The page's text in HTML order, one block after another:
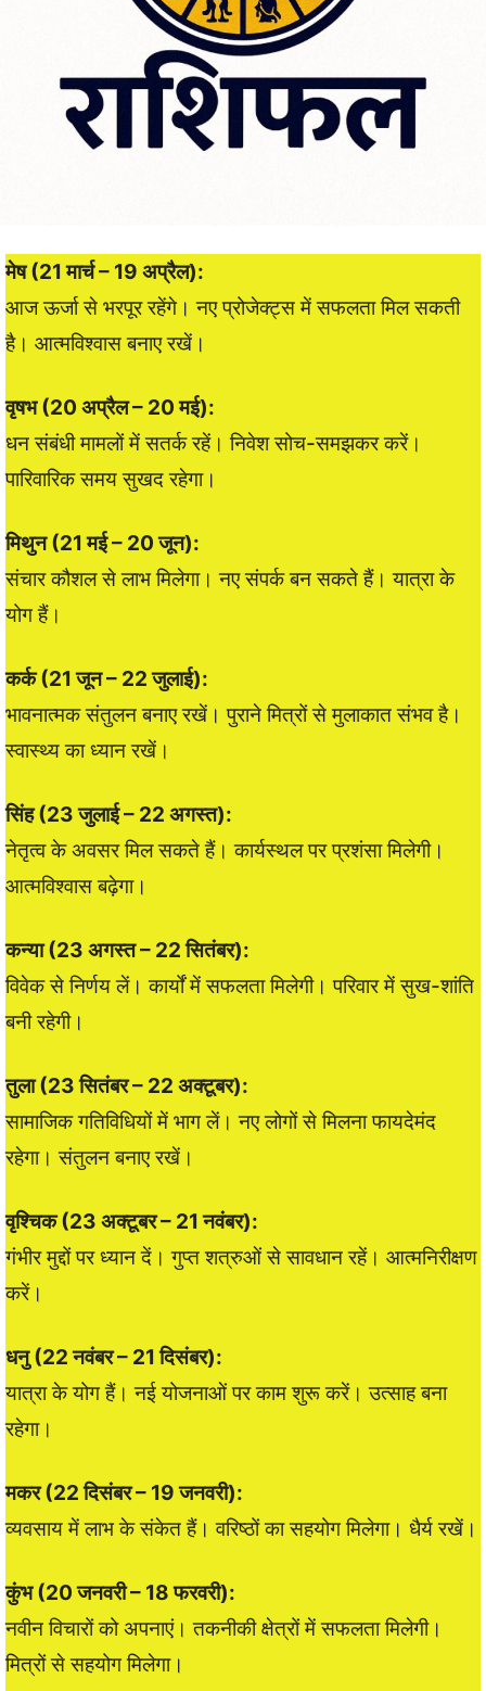
मेष (21 मार्च – 19 अप्रैल):
आज ऊर्जा से भरपूर रहेंगे। नए प्रोजेक्ट्स में सफलता मिल सकती
है। आत्मविश्वास बनाए रखें।
वृषभ (20 अप्रैल – 20 मई):
धन संबंधी मामलों में सतर्क रहें। निवेश सोच-समझकर करें।
पारिवारिक समय सुखद रहेगा।
मिथुन (21 मई – 20 जून):
संचार कौशल से लाभ मिलेगा। नए संपर्क बन सकते हैं। यात्रा के
योग हैं।
कर्क (21 जून – 22 जुलाई):
भावनात्मक संतुलन बनाए रखें। पुराने मित्रों से मुलाकात संभव है।
स्वास्थ्य का ध्यान रखें।
सिंह (23 जुलाई – 22 अगस्त):
नेतृत्व के अवसर मिल सकते हैं। कार्यस्थल पर प्रशंसा मिलेगी।
आत्मविश्वास बढ़ेगा।
कन्या (23 अगस्त – 22 सितंबर):
विवेक से निर्णय लें। कार्यों में सफलता मिलेगी। परिवार में सुख-शांति
बनी रहेगी।
तुला (23 सितंबर – 22 अक्टूबर):
सामाजिक गतिविधियों में भाग लें। नए लोगों से मिलना फायदेमंद
रहेगा। संतुलन बनाए रखें।
वृश्चिक (23 अक्टूबर – 21 नवंबर):
गंभीर मुद्दों पर ध्यान दें। गुप्त शत्रुओं से सावधान रहें। आत्मनिरीक्षण
करें।
धनु (22 नवंबर – 21 दिसंबर):
यात्रा के योग हैं। नई योजनाओं पर काम शुरू करें। उत्साह बना
रहेगा।
मकर (22 दिसंबर – 19 जनवरी):
व्यवसाय में लाभ के संकेत हैं। वरिष्ठों का सहयोग मिलेगा। धैर्य रखें।
कुंभ (20 जनवरी – 18 फरवरी):
नवीन विचारों को अपनाएं। तकनीकी क्षेत्रों में सफलता मिलेगी।
मित्रों से सहयोग मिलेगा।